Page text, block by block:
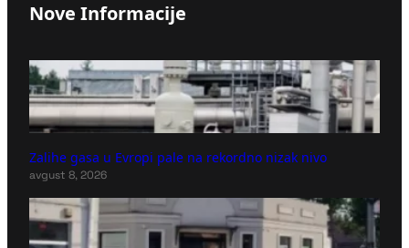
Nove Informacije
Zalihe gasa u Evropi pale na rekordno nizak nivo
avgust 8, 2026